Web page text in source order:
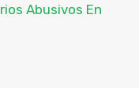
Abusivos En